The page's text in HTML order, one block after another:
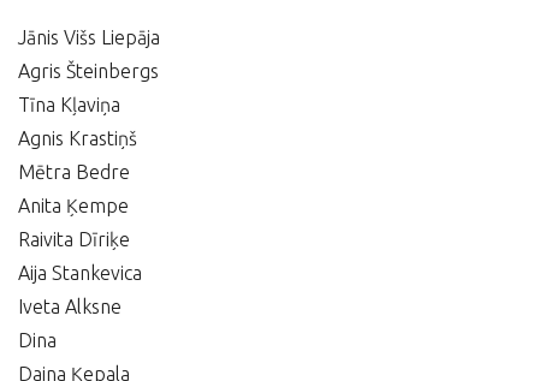
Jānis Višs Liepāja
Agris Šteinbergs
Tīna Kļaviņa
Agnis Krastiņš
Mētra Bedre
Anita Ķempe
Raivita Dīriķe
Aija Stankevica
Iveta Alksne
Dina
Daina Ķepala